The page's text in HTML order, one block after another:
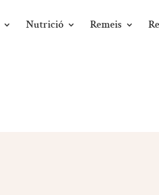
Nutrició Remeis